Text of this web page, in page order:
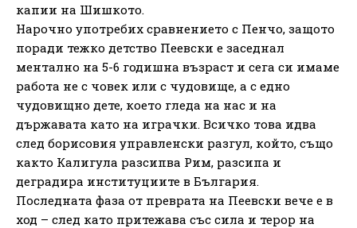
капии на Шишкото.
Нарочно употребих сравнението с Пенчо, защото
поради тежко детство Пеевски е заседнал
ментално на 5-6 годишна възраст и сега си имаме
работа не с човек или с чудовище, а с едно
чудовищно дете, което гледа на нас и на
държавата като на играчки. Всичко това идва
след борисовия управленски разгул, който, също
както Калигула разсипва Рим, разсипа и
деградира институциите в България.
Последната фаза от преврата на Пеевски вече е в
ход – след като притежава със сила и терор на